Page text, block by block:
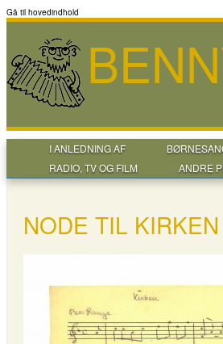
Gå til hovedindhold
I ANLEDNING AF
RADIO, TV OG FILM
ANDRE
NODE TIL KIRKEN